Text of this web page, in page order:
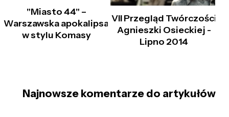
"Miasto 44" –
Warszawska apokalipsa
w stylu Komasy
VII Przegląd Twórczości
Agnieszki Osieckiej -
Lipno 2014
Najnowsze komentarze do artykułów